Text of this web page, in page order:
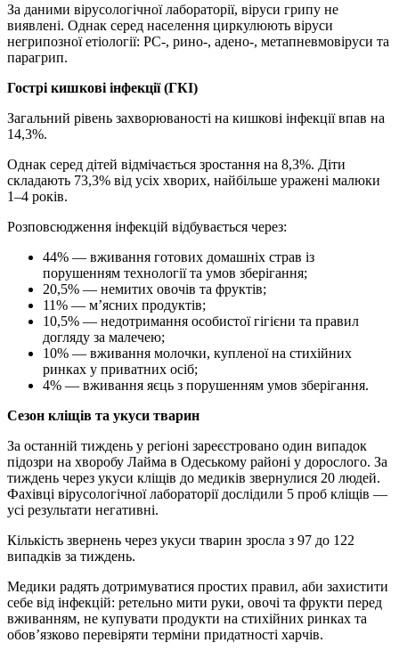
За даними вірусологічної лабораторії, віруси грипу не
виявлені. Однак серед населення циркулюють віруси
негрипозної етіології: РС-, рино-, адено-, метапневмовіруси та
парагрип.
Гострі кишкові інфекції (ГКІ)
Загальний рівень захворюваності на кишкові інфекції впав на
14,3%.
Однак серед дітей відмічається зростання на 8,3%. Діти
складають 73,3% від усіх хворих, найбільше уражені малюки
1–4 років.
Розповсюдження інфекцій відбувається через:
44% — вживання готових домашніх страв із
порушенням технології та умов зберігання;
20,5% — немитих овочів та фруктів;
11% — м’ясних продуктів;
10,5% — недотримання особистої гігієни та правил
догляду за малечею;
10% — вживання молочки, купленої на стихійних
ринках у приватних осіб;
4% — вживання яєць з порушенням умов зберігання.
Сезон кліщів та укуси тварин
За останній тиждень у регіоні зареєстровано один випадок
підозри на хворобу Лайма в Одеському районі у дорослого. За
тиждень через укуси кліщів до медиків звернулися 20 людей.
Фахівці вірусологічної лабораторії дослідили 5 проб кліщів —
усі результати негативні.
Кількість звернень через укуси тварин зросла з 97 до 122
випадків за тиждень.
Медики радять дотримуватися простих правил, аби захистити
себе від інфекцій: ретельно мити руки, овочі та фрукти перед
вживанням, не купувати продукти на стихійних ринках та
обов’язково перевіряти терміни придатності харчів.